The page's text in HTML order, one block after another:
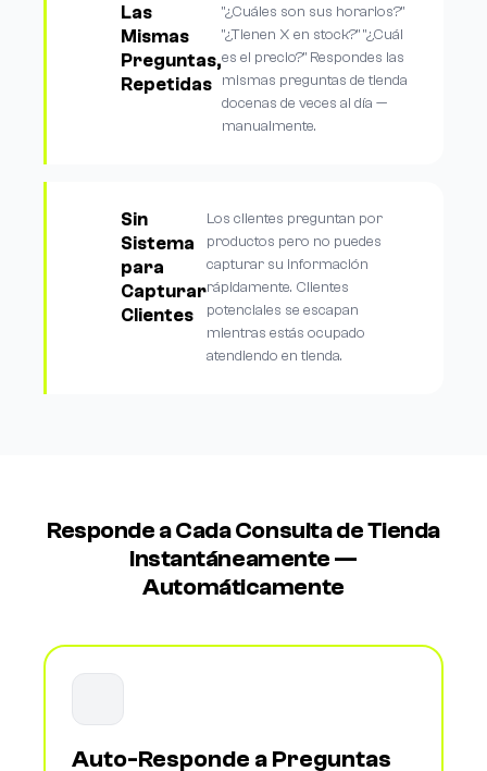
Las
Mismas
Preguntas,
Repetidas
"¿Cuáles son sus horarios?"
"¿Tienen X en stock?" "¿Cuál
es el precio?" Respondes las
mismas preguntas de tienda
docenas de veces al día —
manualmente.
Sin
Sistema
para
Capturar
Clientes
Los clientes preguntan por
productos pero no puedes
capturar su información
rápidamente. Clientes
potenciales se escapan
mientras estás ocupado
atendiendo en tienda.
Responde a Cada Consulta de Tienda
Instantáneamente —
Automáticamente
Auto-Responde a Preguntas